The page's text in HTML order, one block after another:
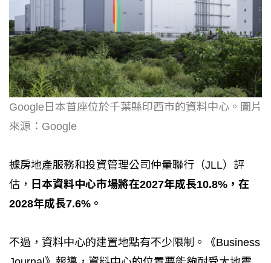
Google日本首座位於千葉縣印西市的資料中心。圖片
來源：Google
據房地產服務和投資管理公司仲量聯行（JLL）評
估， 日本資料中心市場將在2027年成長10.8%，在
2028年成長7.6%。
不過，資料中心的建置地點有不少限制。《Business